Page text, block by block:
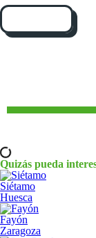
Quizás pueda
Siétamo
Huesca
Fayón
Zaragoza